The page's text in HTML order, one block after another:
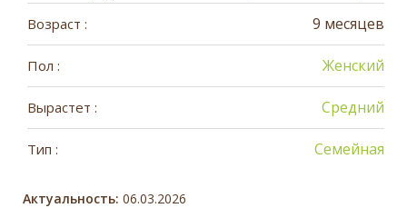
Возраст : 9 месяцев
Пол : Женский
Вырастет : Средний
Тип : Семейная
Актуальность: 06.03.2026